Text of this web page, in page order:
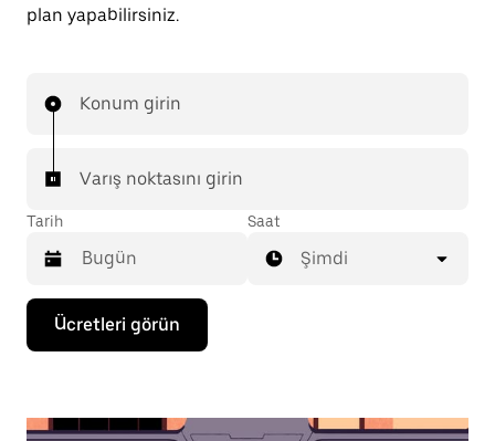
plan yapabilirsiniz.
Konum girin
Varış noktasını girin
Tarih
Takvimle
etkileşime
geçmek
seçmek
Saat
Şimdi
Ücretleri görün